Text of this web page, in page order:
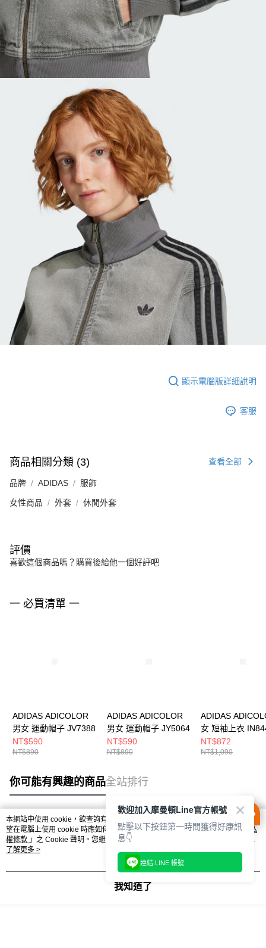
顯示電腦版詳細說明
客服
商品相關分類 (3) 查看全部
品牌 ADIDAS 服飾
女性商品 外套 休閒外套
評價
喜歡這個商品嗎？購買後給他一個好評吧
一 必買清單 一
ADIDAS ADICOLOR
男女 運動帽子 JV7388
NT$590
NT$890
ADIDAS ADICOLOR
男女 運動帽子 JY5064
NT$590
NT$890
ADIDAS
女 短袖上衣
NT$872
NT$1,090
你可能有興趣的商品全站排行
熱門標籤
本網站中使用 cookie，欲查詢有關本網站使用 cookie 方式之詳情，及若您不希
望在電腦上使用 cookie 時應如何變更電腦的 cookie 設定，請參閱本網站「
隱私
權條款 」之 Cookie 聲明。您繼續使用本網站即表示您同意本公司得按本網站使
用條款之 Cookie 聲明使用 cookie。
了解更多 >
我知道了
歡迎加入摩曼頓Line官方帳號
點擊以下按鈕第一時間獲得好康訊
息👇
連結 LINE 帳號